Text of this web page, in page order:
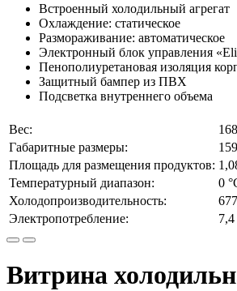
Встроенный холодильный агрегат
Охлаждение: статическое
Размораживание: автоматическое
Электронный блок управления
Пенополиуретановая изоляция
Защитный бампер из ПВХ
Подсветка внутреннего объема
Вес:
Габаритные размеры:
Площадь для размещения продуктов:
Температурный диапазон:
0
Холодопроизводительность:
Электропотребление:
Витрина